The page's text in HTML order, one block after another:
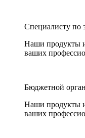
Специалисту по
Наши продукты
ваших
Бюджетной
Наши продукты
ваших